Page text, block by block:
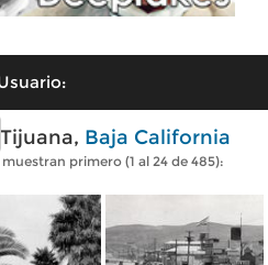
Baja California
primero (1 al 24 de 485):